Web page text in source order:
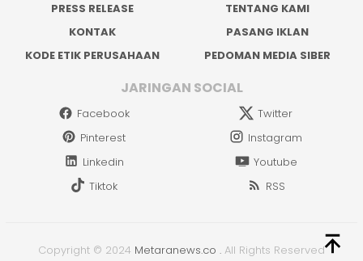
PRESS RELEASE
TENTANG KAMI
KONTAK
PASANG IKLAN
KODE ETIK PERUSAHAAN
PEDOMAN MEDIA SIBER
JARINGAN SOCIAL
Facebook
Twitter
Pinterest
Instagram
Linkedin
Youtube
Tiktok
RSS
Copyright © 2024 Metaranews.co . All Rights Reserved